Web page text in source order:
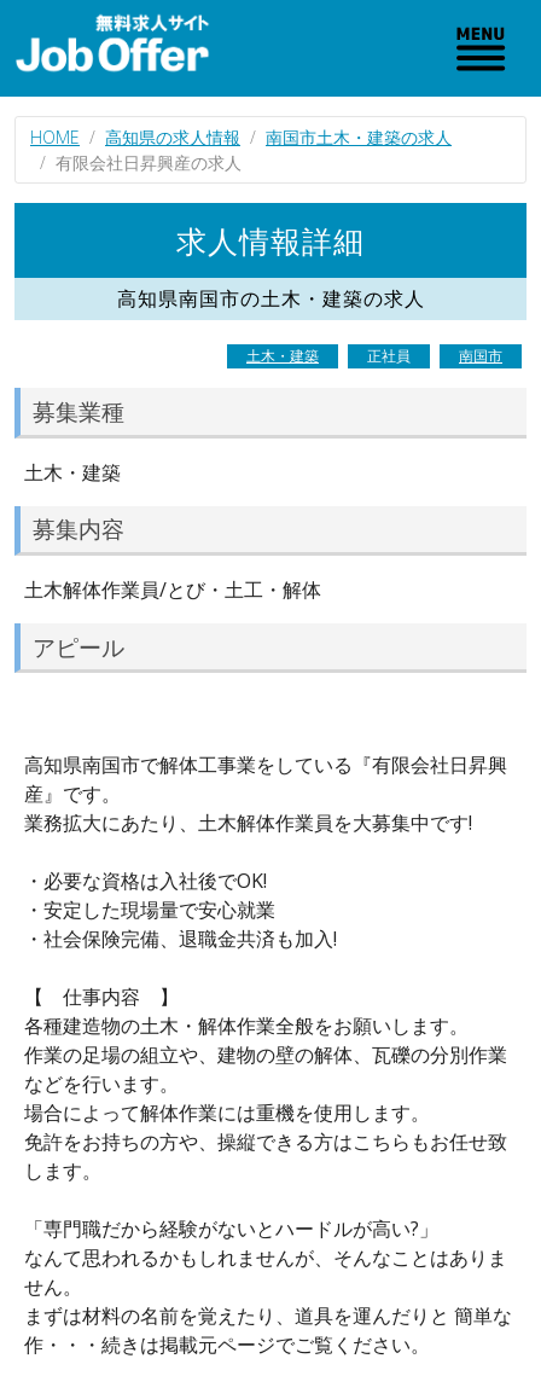
HOME 高知県の求人情報
南国市土木・建築の求人
有限会社日昇興産の求人
求人情報詳細
高知県南国市の土木・建築の求人
土木・建築 正社員 南国市
募集業種
土木・建築
募集内容
土木解体作業員/とび・土工・解体
アピール
高知県南国市で解体工事業をしている『有限会社日昇興
産』です。
業務拡大にあたり、土木解体作業員を大募集中です!
・必要な資格は入社後でOK!
・安定した現場量で安心就業
・社会保険完備、退職金共済も加入!
【 仕事内容 】
各種建造物の土木・解体作業全般をお願いします。
作業の足場の組立や、建物の壁の解体、瓦礫の分別作業
などを行います。
場合によって解体作業には重機を使用します。
免許をお持ちの方や、操縦できる方はこちらもお任せ致
します。
「専門職だから経験がないとハードルが高い?」
なんて思われるかもしれませんが、そんなことはありま
せん。
まずは材料の名前を覚えたり、道具を運んだりと 簡単な
作・・・続きは掲載元ページでご覧ください。